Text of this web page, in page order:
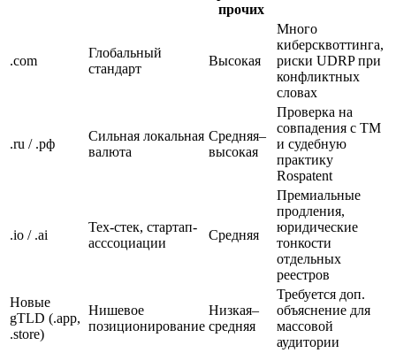
прочих
.com
Глобальный
стандарт
Высокая
Много
киберсквоттинга,
риски UDRP при
конфликтных
словах
.ru / .рф
Сильная локальная
валюта
Средняя–
высокая
Проверка на
совпадения с ТМ
и судебную
практику
Rospatent
.io / .ai
Тех-стек, стартап-
асссоциации
Средняя
Премиальные
продления,
юридические
тонкости
отдельных
реестров
Новые
gTLD (.app,
.store)
Нишевое
позиционирование
Низкая–
средняя
Требуется доп.
объяснение для
массовой
аудитории